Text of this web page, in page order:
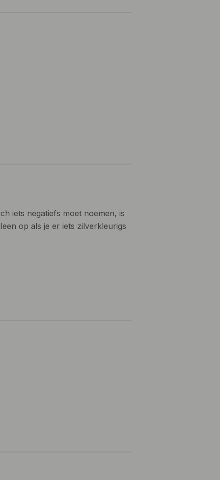
iets negatiefs moet noemen, is
op als je er iets zilverkleurigs